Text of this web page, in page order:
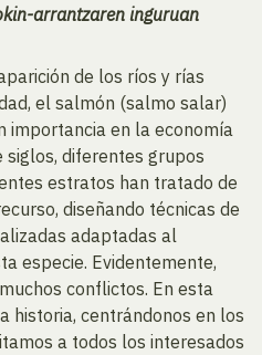
arrantzaren inguruan
de los ríos y rías
el salmón (salmo salar)
importancia en la economía
siglos, diferentes grupos
estratos han tratado de
diseñando técnicas de
adaptadas al
especie. Evidentemente,
conflictos. En esta
historia, centrándonos en los
a todos los interesados